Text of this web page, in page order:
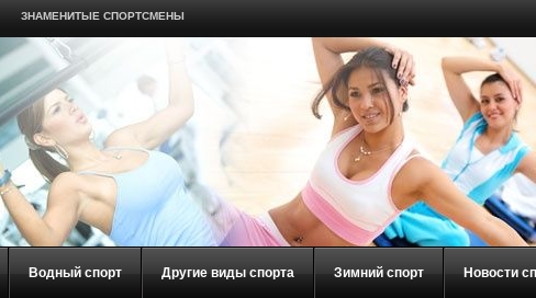
ЗНАМЕНИТЫЕ СПОРТСМЕНЫ
Водный спорт Другие виды спорта Зимний спорт Новости